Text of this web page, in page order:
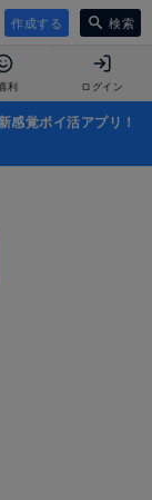
作成する 検索
利 ログイン
感覚ポイ活アプリ！